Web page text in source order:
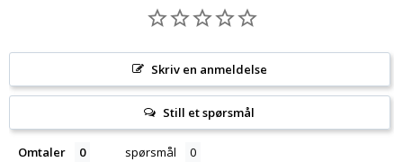
Skriv en anmeldelse
Still et spørsmål
Omtaler spørsmål